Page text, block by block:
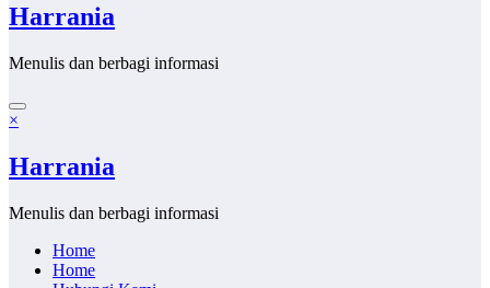
Harrania
Menulis dan berbagi informasi
×
Harrania
Menulis dan berbagi informasi
Home
Home